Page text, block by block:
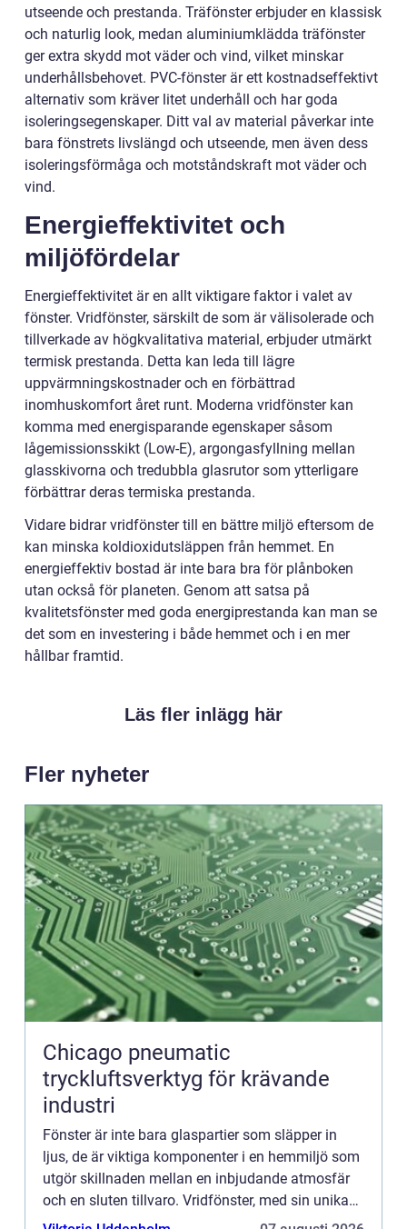
utseende och prestanda. Träfönster erbjuder en klassisk
och naturlig look, medan aluminiumklädda träfönster
ger extra skydd mot väder och vind, vilket minskar
underhållsbehovet. PVC-fönster är ett kostnadseffektivt
alternativ som kräver litet underhåll och har goda
isoleringsegenskaper. Ditt val av material påverkar inte
bara fönstrets livslängd och utseende, men även dess
isoleringsförmåga och motståndskraft mot väder och
vind.
Energieffektivitet och
miljöfördelar
Energieffektivitet är en allt viktigare faktor i valet av
fönster. Vridfönster, särskilt de som är välisolerade och
tillverkade av högkvalitativa material, erbjuder utmärkt
termisk prestanda. Detta kan leda till lägre
uppvärmningskostnader och en förbättrad
inomhuskomfort året runt. Moderna vridfönster kan
komma med energisparande egenskaper såsom
lågemissionsskikt (Low-E), argongasfyllning mellan
glasskivorna och tredubbla glasrutor som ytterligare
förbättrar deras termiska prestanda.
Vidare bidrar vridfönster till en bättre miljö eftersom de
kan minska koldioxidutsläppen från hemmet. En
energieffektiv bostad är inte bara bra för plånboken
utan också för planeten. Genom att satsa på
kvalitetsfönster med goda energiprestanda kan man se
det som en investering i både hemmet och i en mer
hållbar framtid.
Läs fler inlägg här
Fler nyheter
Chicago pneumatic
tryckluftsverktyg för krävande
industri
Fönster är inte bara glaspartier som släpper in
ljus, de är viktiga komponenter i en hemmiljö som
utgör skillnaden mellan en inbjudande atmosfär
och en sluten tillvaro. Vridfönster, med sin unika
förm&arin...